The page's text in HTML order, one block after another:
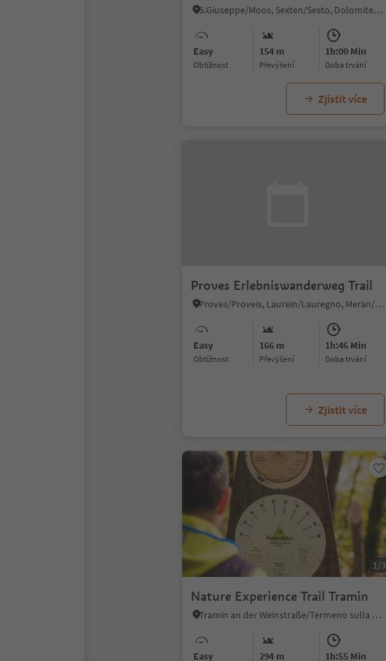
S.Giuseppe/Moos, Sexten/Sesto, Dolomites Region 3 Zinnen
Easy
Obtížnost
154 m
Převýšení
1h:00 Min
doba trvání
Zjistit více
Proves Erlebniswanderweg Trail
Proves/Proveis, Laurein/Lauregno, Meran/Merano and environs
Easy
Obtížnost
166 m
Převýšení
1h:46 Min
doba trvání
Zjistit více
1/3
Nature Experience Trail Tramin
Tramin an der Weinstraße/Termeno sulla Strada del Vino, Alto Adige Wine Road
Easy 294 m 1h:55 Min